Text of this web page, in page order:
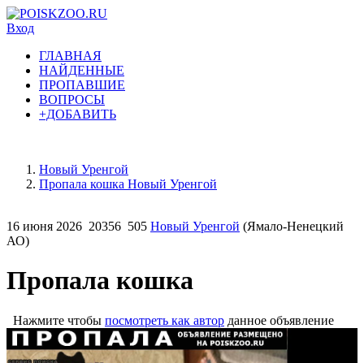
Вход
ГЛАВНАЯ
НАЙДЕННЫЕ
ПРОПАВШИЕ
ВОПРОСЫ
+ДОБАВИТЬ
Новый Уренгой
Пропала кошка Новый Уренгой
16 июня 2026 20356 505 Новый Уренгой (Ямало-Ненецкий
АО)
Пропала кошка
Нажмите чтобы посмотреть как автор данное объявление